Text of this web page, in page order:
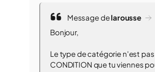
Message delarousse
Bonjour,
Le type de catégorie n'est
CONDITION que tu viennes